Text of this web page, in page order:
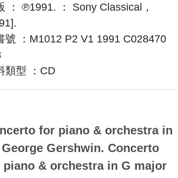
： ℗1991. ： Sony Classical，
號 ：M1012 P2 V1 1991 C028470
類型 ：CD
for piano & orchestra in
George Gershwin. Concerto
piano & orchestra in G major